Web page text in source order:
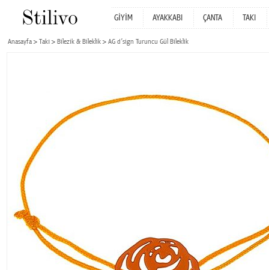
GİYİM AYAKKABI ÇANTA TAKI
Anasayfa Takı Bilezik & Bileklik AG d’sign Turuncu Gül Bileklik